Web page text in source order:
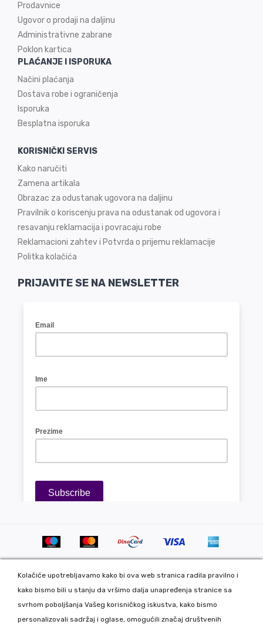
Kolačiće upotrebljavamo kako bi ova web stranica radila pravilno i
kako bismo bili u stanju da vršimo dalja unapređenja stranice sa
svrhom poboljšanja Vašeg korisničkog iskustva, kako bismo
personalizovali sadržaj i oglase, omogućili značaj društvenih
Prodavnice
Ugovor o prodaji na daljinu
Administrativne zabrane
Poklon kartica
PLAĆANJE I ISPORUKA
Načini plaćanja
Dostava robe i ograničenja
Isporuka
Besplatna isporuka
KORISNIČKI SERVIS
Kako naručiti
Zamena artikala
Obrazac za odustanak ugovora na daljinu
Pravilnik o koriscenju prava na odustanak od ugovora i
resavanju reklamacija i povracaju robe
Reklamacioni zahtev i Potvrda o prijemu reklamacije
Politka kolačića
PRIJAVITE SE NA NEWSLETTER
Copyright 2020 DekorDom Group DOO. All Rights Reserved. Web